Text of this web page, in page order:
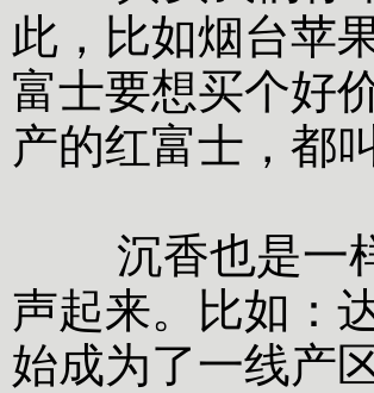
此，比如烟台苹
富士要想买个好
产的红富士，都
沉香也是一样
声起来。比如：
始成为了一线产